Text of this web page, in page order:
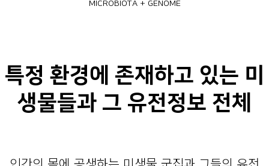
MICROBIOTA + GENOME
특정 환경에 존재하고 있는 미
생물들과 그 유전정보 전체